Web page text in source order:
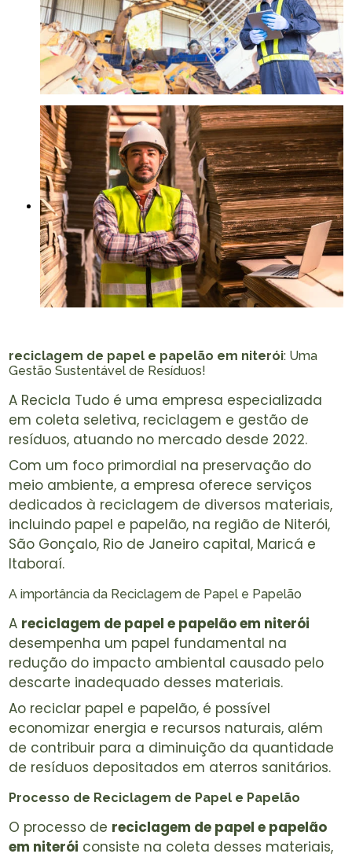
reciclagem de papel e papelão em niterói: Uma
Gestão Sustentável de Resíduos!
A Recicla Tudo é uma empresa especializada
em coleta seletiva, reciclagem e gestão de
resíduos, atuando no mercado desde 2022.
Com um foco primordial na preservação do
meio ambiente, a empresa oferece serviços
dedicados à reciclagem de diversos materiais,
incluindo papel e papelão, na região de Niterói,
São Gonçalo, Rio de Janeiro capital, Maricá e
Itaboraí.
A importância da Reciclagem de Papel e Papelão
A reciclagem de papel e papelão em niterói
desempenha um papel fundamental na
redução do impacto ambiental causado pelo
descarte inadequado desses materiais.
Ao reciclar papel e papelão, é possível
economizar energia e recursos naturais, além
de contribuir para a diminuição da quantidade
de resíduos depositados em aterros sanitários.
Processo de Reciclagem de Papel e Papelão
O processo de reciclagem de papel e papelão
em niterói consiste na coleta desses materiais,